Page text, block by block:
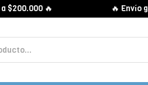
🔥 🔥 Envío gratis